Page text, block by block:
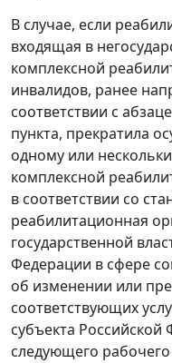
В случае, если
входящая в
комплексной
инвалидов, ранее
соответствии с
пункта, прекратила
одному или
комплексной
в соответствии со
реабилитационная
государственной
Федерации в сфере
об изменении или
соответствующих
субъекта
следующего